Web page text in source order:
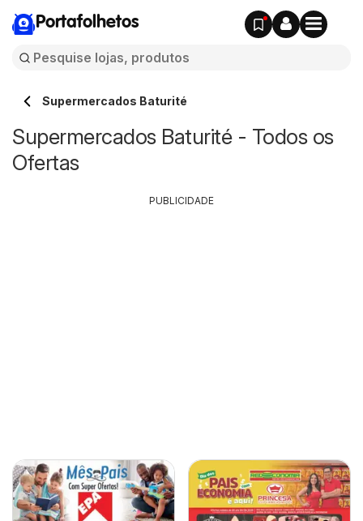
Portafolhetos
Supermercados Baturité
Supermercados Baturité - Todos os
Ofertas
PUBLICIDADE